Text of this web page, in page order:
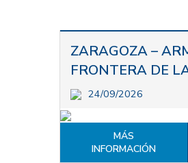
ZARAGOZA –
FRONTERA DE
24/09/2026
MÁS
INFORMACIÓN